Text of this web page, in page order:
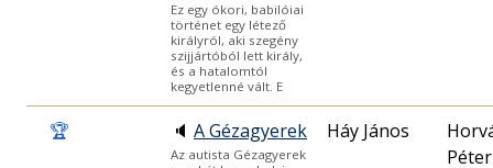
Ez egy ókori, babilóiai
történet egy létező
királyról, aki szegény
szijjártóból lett király,
és a hatalomtól
kegyetlenné vált. E
🏆 🔈 A Gézagyerek
Az autista Gézagyerek
Háy János
Péter